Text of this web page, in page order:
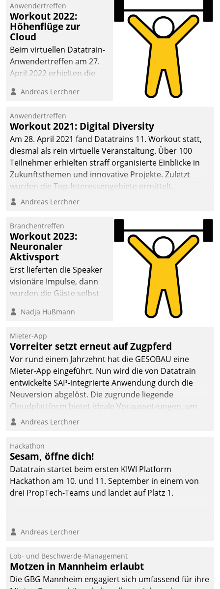
Mammutprojekte
meistern und Workloads
wuppen – bei zunehmend
anspruchsvollen
Aufgaben und
abnehmendem
Anwendertreffen
Workout 2022:
Höhenflüge zur
Cloud
Beim virtuellen Datatrain-
Anwendertreffen am 27.
April 2022 erhielten die
Teilnehmer kurzweilige
Cloud-Strategien und -
Lösungen mit hohem
Zukunftspotenzial.
Andreas Lerchner
Anwendertreffen
Workout 2021: Digital Diversity
Am 28. April 2021 fand Datatrains 11. Workout statt,
diesmal als rein virtuelle Veranstaltung. Über 100
Teilnehmer erhielten straff organisierte Einblicke in
Zukunftsthemen und innovative Projekte. Zuletzt
wurden die Top-Interessengebiete ermittelt.
Andreas Lerchner
Branchentreffen
Workout 2023:
Neuronaler
Aktivsport
Erst lieferten die Speaker
visionäre Impulse, dann
wurden die Gäste selbst
methodisch
Quartier. Dazwischen
zeigte Datatrain, was es
Neues zu bieten hat.
Nadja Hußmann
Mieter-App
Vorreiter setzt erneut auf Zugpferd
Vor rund einem Jahrzehnt hat die GESOBAU eine
Mieter-App eingeführt. Nun wird die von Datatrain
entwickelte SAP-integrierte Anwendung durch die
Neuversion abgelöst. Die zugrunde liegende
Cloudplattform bietet ideale Voraussetzungen, um
die Funktionalität der App zu erweitern und weitere
integrieren.
Andreas Lerchner
Hackathon
Sesam, öffne dich!
Datatrain startet beim ersten KIWI Platform
Hackathon am 10. und 11. September in einem von
drei PropTech-Teams und landet auf Platz 1.
Andreas Lerchner
Lob- und Beschwerde-Management
Motzen in Mannheim erlaubt
Die GBG Mannheim engagiert sich umfassend für ihre